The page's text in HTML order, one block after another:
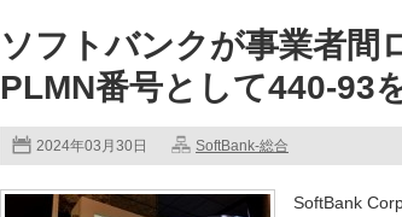
ソフトバンクが事業者間
PLMN番号として440-93
2024年03月30日 SoftBank-総合
SoftBank